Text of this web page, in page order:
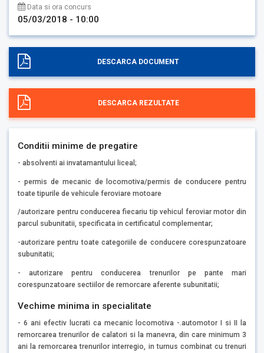
Data si ora concurs
05/03/2018 - 10:00
DESCARCA DOCUMENT
DESCARCA REZULTATE
Conditii minime de pregatire
- absolventi ai invatamantului liceal;
- permis de mecanic de locomotiva/permis de conducere pentru
toate tipurile de vehicule feroviare motoare
/autorizare pentru conducerea fiecariu tip vehicul feroviar motor din
parcul subunitatii, specificata in certificatul complementar;
-autorizare pentru toate categoriile de conducere corespunzatoare
subunitatii;
- autorizare pentru conducerea trenurilor pe pante mari
corespunzatoare sectiilor de remorcare aferente subunitatii;
Vechime minima in specialitate
- 6 ani efectiv lucrati ca mecanic locomotiva -.automotor I si II la
remorcarea trenurilor de calatori si la manevra, din care minimum 3
ani la remorcarea trenurilor interregio, in turnus combinat cu trenuri